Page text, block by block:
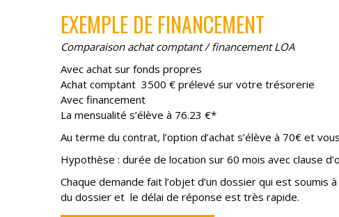
EXEMPLE DE FINANCEMENT
Comparaison achat comptant / financement LOA
Avec achat sur fonds propres
Achat comptant 3500 € prélevé sur votre trésorerie
Avec financement
La mensualité s’élève à 76.23 €*
Au terme du contrat, l’option d’achat s’élève à 70€ et
Hypothèse : durée de location sur 60 mois avec clause
Chaque demande fait l’objet d’un dossier qui est soumis
du dossier et le délai de réponse est très rapide.